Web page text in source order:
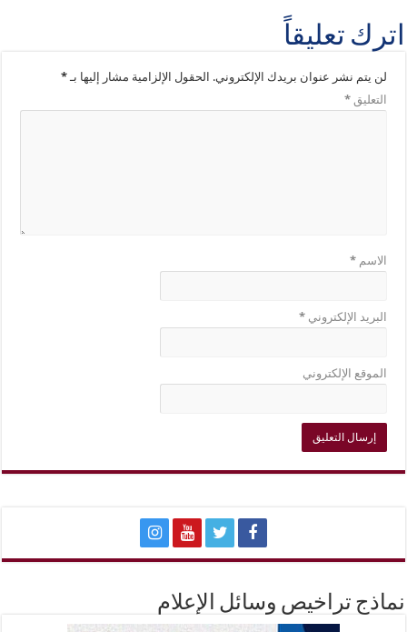
اترك تعليقاً
لن يتم نشر عنوان بريدك الإلكتروني. الحقول الإلزامية مشار إليها بـ*
التعليق*
الاسم*
البريد الإلكتروني*
الموقع الإلكتروني
نماذج تراخيص وسائل الإعلام